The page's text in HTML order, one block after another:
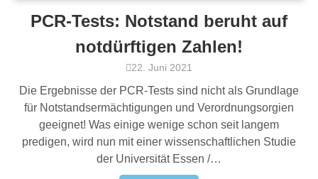
PCR-Tests: Notstand beruht auf
notdürftigen Zahlen!
22. Juni 2021
Die Ergebnisse der PCR-Tests sind nicht als Grundlage
für Notstandsermächtigungen und Verordnungsorgien
geeignet! Was einige wenige schon seit langem
predigen, wird nun mit einer wissenschaftlichen Studie
der Universität Essen /…